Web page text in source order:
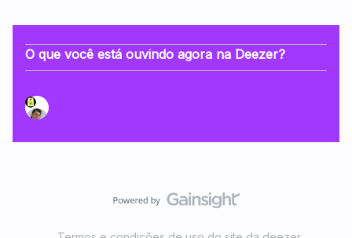
O que você está ouvindo agora na Deezer?